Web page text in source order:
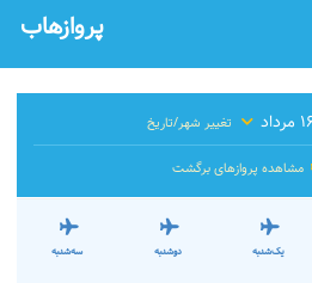
پروازهاب
تغییر شهر/تاریخ
مشاهده پروازهای برگشت
یک‌شنبه دوشنبه سه‌شنبه